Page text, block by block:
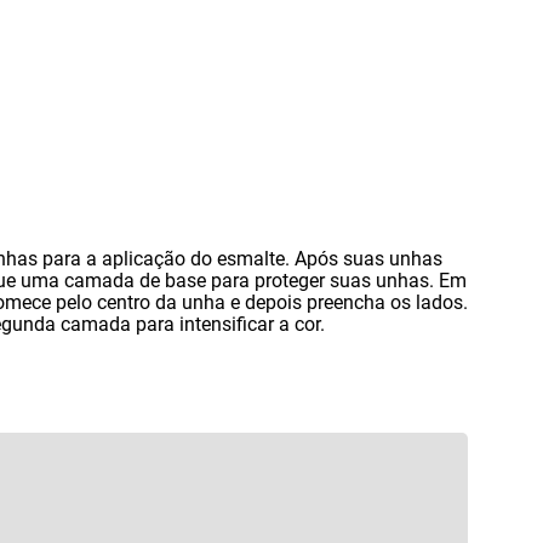
para a aplicação do esmalte. Após suas unhas
uma camada de base para proteger suas unhas. Em
pelo centro da unha e depois preencha os lados.
camada para intensificar a cor.